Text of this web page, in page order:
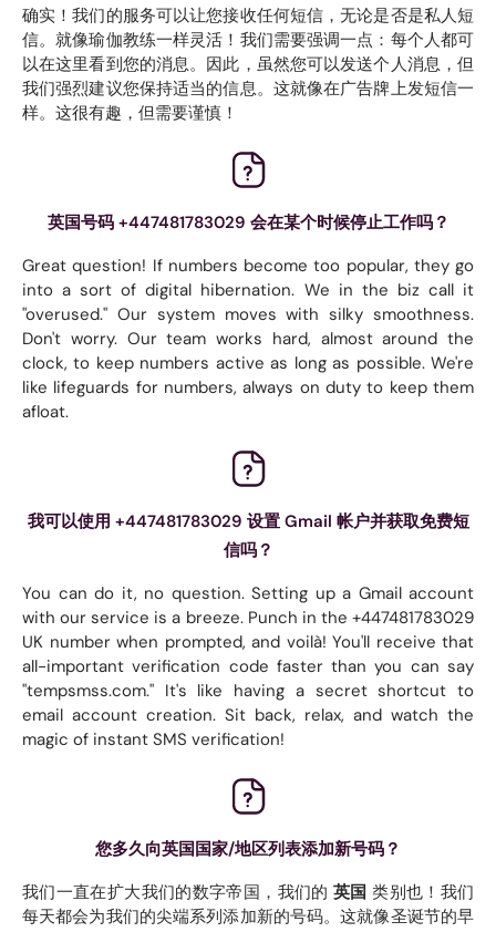
确实！我们的服务可以让您接收任何短信，无论是否是私人短
信。就像瑜伽教练一样灵活！我们需要强调一点：每个人都可
以在这里看到您的消息。因此，虽然您可以发送个人消息，但
我们强烈建议您保持适当的信息。这就像在广告牌上发短信一
样。这很有趣，但需要谨慎！
英国号码 +447481783029 会在某个时候停止工作吗？
Great question! If numbers become too popular, they go
into a sort of digital hibernation. We in the biz call it
"overused." Our system moves with silky smoothness.
Don't worry. Our team works hard, almost around the
clock, to keep numbers active as long as possible. We're
like lifeguards for numbers, always on duty to keep them
afloat.
我可以使用 +447481783029 设置 Gmail 帐户并获取免费短
信吗？
You can do it, no question. Setting up a Gmail account
with our service is a breeze. Punch in the +447481783029
UK number when prompted, and voilà! You'll receive that
all-important verification code faster than you can say
"tempsmss.com." It's like having a secret shortcut to
email account creation. Sit back, relax, and watch the
magic of instant SMS verification!
您多久向英国国家/地区列表添加新号码？
我们一直在扩大我们的数字帝国，我们的英国 类别也！我们
每天都会为我们的尖端系列添加新的号码。这就像圣诞节的早